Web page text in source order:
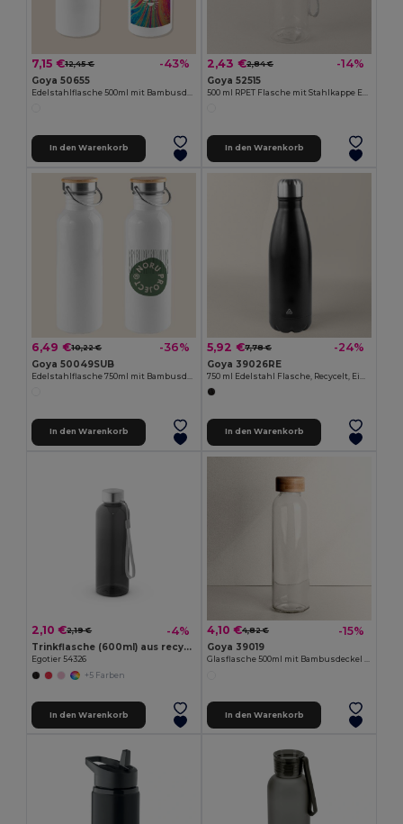
7,15 €12,45 € -43%
Goya 50655
In den Warenkorb
2,43 €2,84 € -14%
Goya 52515
In den Warenkorb
6,49 €10,22 € -36%
Goya 50049SUB
In den Warenkorb
5,92 €7,78 € -24%
Goya 39026RE
In den Warenkorb
2,10 €2,19 € -4%
Trinkflasche (600ml) aus recyceltem PET (100% rPET) mit glänzender transluzenter Oberfläche
Egotier 54326
+5 Farben
In den Warenkorb
4,10 €4,82 € -15%
Goya 39019
Glasflasche 500ml mit Bambusdeckel TONIC
In den Warenkorb